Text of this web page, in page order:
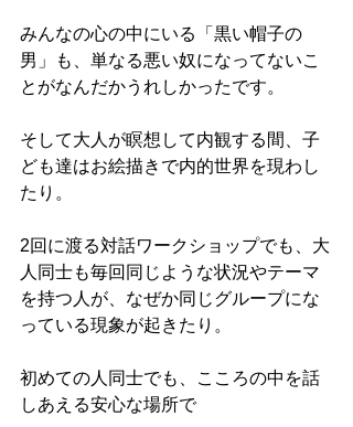
みんなの心の中にいる「黒い帽子の
男」も、単なる悪い奴になってないこ
とがなんだかうれしかったです。
そして大人が瞑想して内観する間、子
ども達はお絵描きで内的世界を現わし
たり。
2回に渡る対話ワークショップでも、大
人同士も毎回同じような状況やテーマ
を持つ人が、なぜか同じグループにな
っている現象が起きたり。
初めての人同士でも、こころの中を話
しあえる安心な場所で